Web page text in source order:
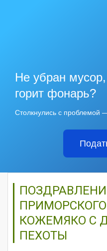
Не убран
горит фонарь?
Столкнулись с проблемой
КОЖЕМЯКО С
ПЕХОТЫ